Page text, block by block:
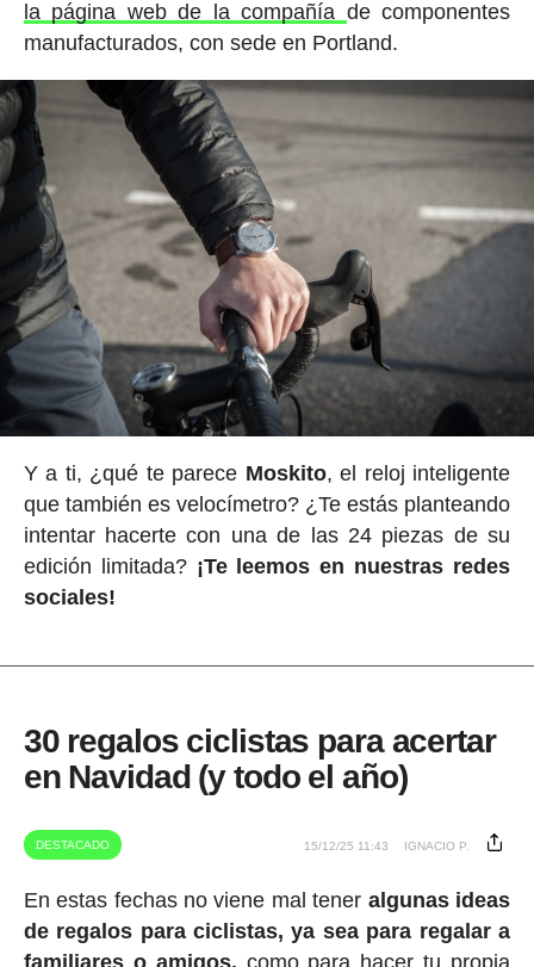
la página web de la compañía de componentes
manufacturados, con sede en Portland.
Y a ti, ¿qué te parece Moskito, el reloj inteligente
que también es velocímetro? ¿Te estás planteando
intentar hacerte con una de las 24 piezas de su
edición limitada? ¡Te leemos en nuestras redes
sociales!
30 regalos ciclistas para acertar
en Navidad (y todo el año)
DESTACADO 15/12/25 11:43 IGNACIO P.
En estas fechas no viene mal tener algunas ideas
de regalos para ciclistas, ya sea para regalar a